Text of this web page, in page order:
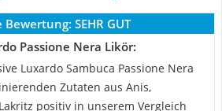
Bewertung: SEHR GUT
Passione Nera Likör:
Luxardo Sambuca Passione Nera
Zutaten aus Anis,
positiv in unserem Vergleich